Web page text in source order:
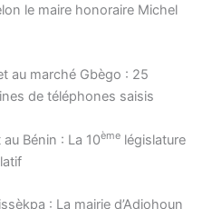
le maire honoraire Michel
au marché Gbègo : 25
de téléphones saisis
Bénin : La 10ème législature
: La mairie d’Adjohoun